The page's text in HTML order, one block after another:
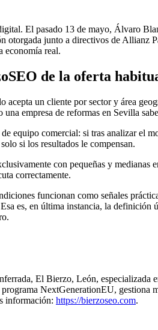
El pasado 13 de mayo, Álvaro
junto a directivos de Allianz
economía real.
de la oferta
acepta un cliente por sector y área
empresa de reformas en Sevilla
equipo comercial: si tras analizar el
si los resultados le compensan.
con pequeñas y medianas
correctamente.
funcionan como señales
es, en última instancia, la
El Bierzo, León,
NextGenerationEU,
información: https://bierzoseo.com.